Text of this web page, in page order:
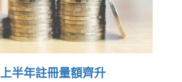
上半年註冊量額齊升